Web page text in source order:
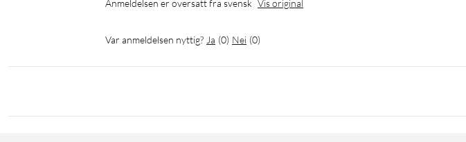
Sensorer: Puls, SpO2, temperatur, akselerometer, gyroskop, barometer, kompass
Kompatibilitet: Android 7.0+, iOS 15.0+
I pakken
Anmeldelsen er oversatt fra svensk Vis original
Var anmeldelsen nyttig? Ja (0) Nei (0)